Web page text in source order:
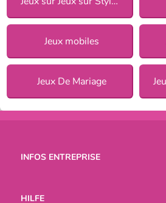
Jeux mobiles
Jeux De Mariage
INFOS ENTREPRISE
HILFE